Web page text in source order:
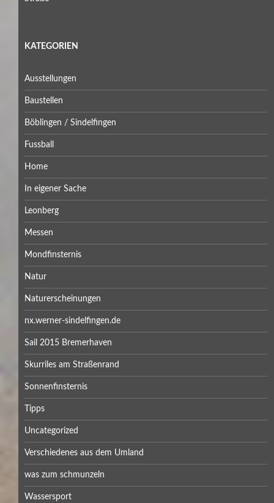
KATEGORIEN
Ausstellungen
Baustellen
Böblingen / Sindelfingen
Fussball
Home
In eigener Sache
Leonberg
Messen
Mondfinsternis
Natur
Naturerscheinungen
nx.werner-sindelfingen.de
Sail 2015 Bremerhaven
Skurriles am Straßenrand
Sonnenfinsternis
Tipps
Uncategorized
Verschiedenes aus dem Umland
was zum schmunzeln
Wassersport